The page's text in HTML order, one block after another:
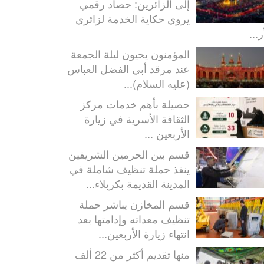
إلى الزائرين: حصاد رقمي
يروي حكاية الخدمة لزائري
المؤمنون يحيون ليلة الجمعة
عند مرقد أبي الفضل العباس
(عليه السلام)...
حصيلة بأهم خدمات مركز
الثقافة الأسرية في زيارة
الأربعين ...
قسم بين الحرمين الشريفين
ينفذ حملة تنظيف شاملة في
المدينة القديمة بكربلاء...
قسم المخازن يباشر حملة
تنظيف معداته وإدامتها بعد
انتهاء زيارة الأربعين...
منها تقديم أكثر من 22 ألف